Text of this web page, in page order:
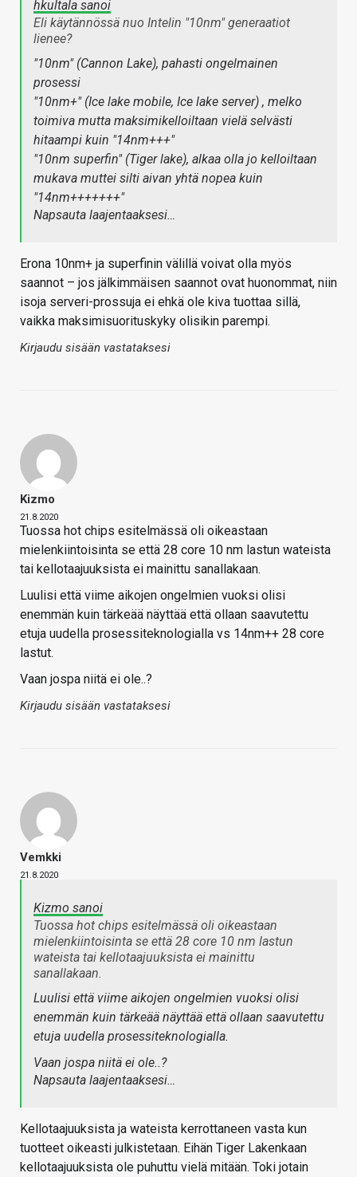
hkultala sanoi
Eli käytännössä nuo Intelin "10nm" generaatiot
lienee?
"10nm" (Cannon Lake), pahasti ongelmainen
prosessi
"10nm+" (Ice lake mobile, Ice lake server) , melko
toimiva mutta maksimikelloiltaan vielä selvästi
hitaampi kuin "14nm+++"
"10nm superfin" (Tiger lake), alkaa olla jo kelloiltaan
mukava muttei silti aivan yhtä nopea kuin
"14nm+++++++"
Napsauta laajentaaksesi…
Erona 10nm+ ja superfinin välillä voivat olla myös
saannot – jos jälkimmäisen saannot ovat huonommat, niin
isoja serveri-prossuja ei ehkä ole kiva tuottaa sillä,
vaikka maksimisuorituskyky olisikin parempi.
Kirjaudu sisään vastataksesi
Kizmo
21.8.2020
Tuossa hot chips esitelmässä oli oikeastaan
mielenkiintoisinta se että 28 core 10 nm lastun wateista
tai kellotaajuuksista ei mainittu sanallakaan.
Luulisi että viime aikojen ongelmien vuoksi olisi
enemmän kuin tärkeää näyttää että ollaan saavutettu
etuja uudella prosessiteknologialla vs 14nm++ 28 core
lastut.
Vaan jospa niitä ei ole..?
Kirjaudu sisään vastataksesi
Vemkki
21.8.2020
Kizmo sanoi
Tuossa hot chips esitelmässä oli oikeastaan
mielenkiintoisinta se että 28 core 10 nm lastun
wateista tai kellotaajuuksista ei mainittu
sanallakaan.
Luulisi että viime aikojen ongelmien vuoksi olisi
enemmän kuin tärkeää näyttää että ollaan saavutettu
etuja uudella prosessiteknologialla.
Vaan jospa niitä ei ole..?
Napsauta laajentaaksesi…
Kellotaajuuksista ja wateista kerrottaneen vasta kun
tuotteet oikeasti julkistetaan. Eihän Tiger Lakenkaan
kellotaajuuksista ole puhuttu vielä mitään. Toki jotain